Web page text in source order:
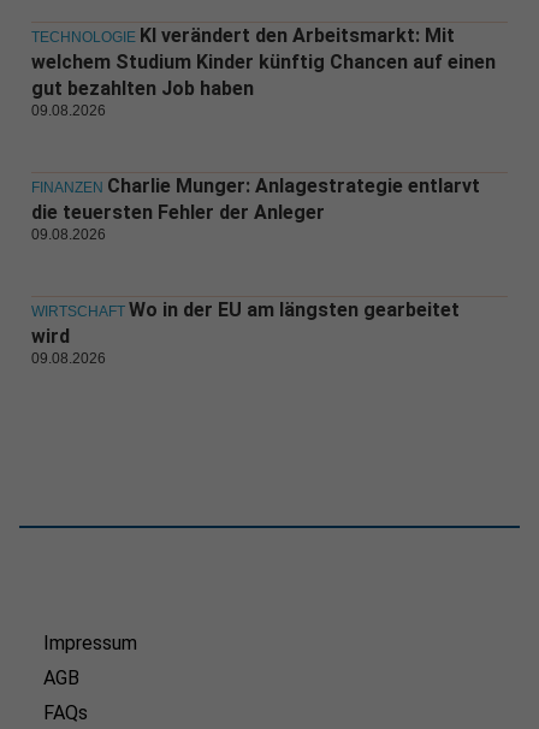
TECHNOLOGIE KI verändert den Arbeitsmarkt: Mit
welchem Studium Kinder künftig Chancen auf einen
gut bezahlten Job haben
09.08.2026
FINANZEN Charlie Munger: Anlagestrategie entlarvt
die teuersten Fehler der Anleger
09.08.2026
WIRTSCHAFT Wo in der EU am längsten gearbeitet
wird
09.08.2026
Impressum
AGB
FAQs